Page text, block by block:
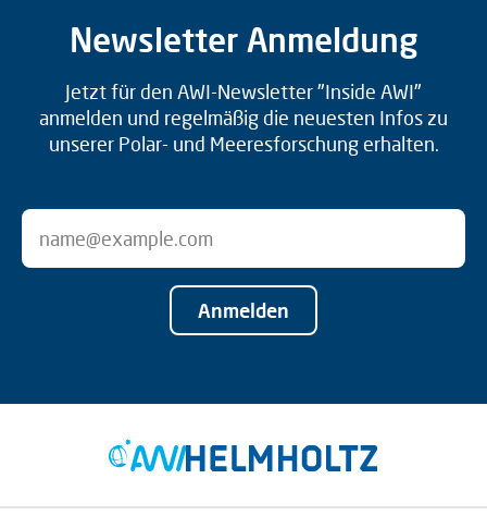
Newsletter Anmeldung
Jetzt für den AWI-Newsletter "Inside AWI"
anmelden und regelmäßig die neuesten Infos zu
unserer Polar- und Meeresforschung erhalten.
Anmelden